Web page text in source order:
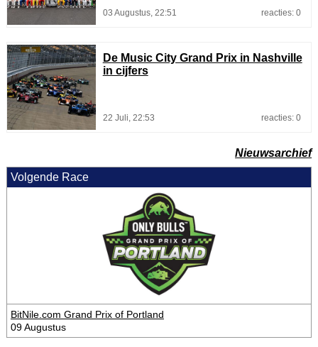
03 Augustus, 22:51 reacties: 0
De Music City Grand Prix in Nashville
in cijfers
22 Juli, 22:53 reacties: 0
Nieuwsarchief
Volgende Race
BitNile.com Grand Prix of Portland
09 Augustus